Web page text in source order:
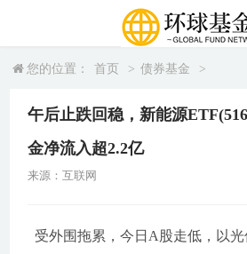
您的位置： 首页 > 债券基金 >
午后止跌回稳，新能源
金净流入超2.2亿
来源：互联网
受外围拖累，今日A股走低，以